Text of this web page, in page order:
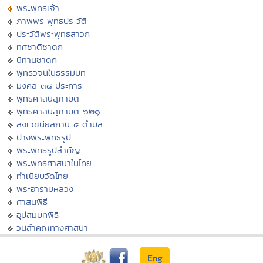
พระพุทธเจ้า
ภาพพระพุทธประวัติ
ประวัติพระพุทธสาวก
ทศชาติชาดก
นิทานชาดก
พุทธวจนในธรรมบท
มงคล ๓๘ ประการ
พุทธศาสนสุภาษิต
พุทธศาสนสุภาษิต ๖๒๑
สังเวชนียสถาน ๔ ตำบล
ปางพระพุทธรูป
พระพุทธรูปสำคัญ
พระพุทธศาสนาในไทย
ทำเนียบวัดไทย
พระอารามหลวง
ศาสนพิธี
อุปสมบทพิธี
วันสำคัญทางศาสนา
Eng